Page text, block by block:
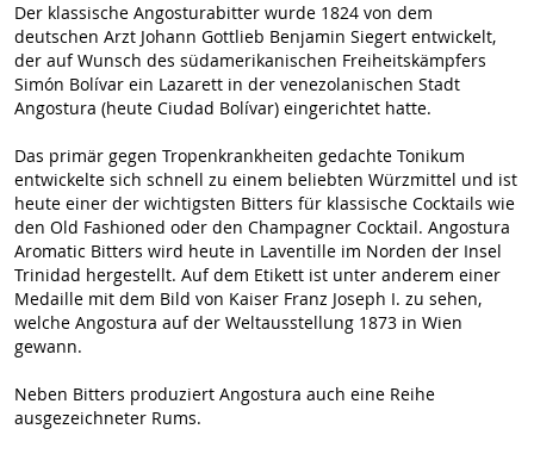
Der klassische Angosturabitter wurde 1824 von dem
deutschen Arzt Johann Gottlieb Benjamin Siegert entwickelt,
der auf Wunsch des südamerikanischen Freiheitskämpfers
Simón Bolívar ein Lazarett in der venezolanischen Stadt
Angostura (heute Ciudad Bolívar) eingerichtet hatte.
Das primär gegen Tropenkrankheiten gedachte Tonikum
entwickelte sich schnell zu einem beliebten Würzmittel und ist
heute einer der wichtigsten Bitters für klassische Cocktails wie
den Old Fashioned oder den Champagner Cocktail. Angostura
Aromatic Bitters wird heute in Laventille im Norden der Insel
Trinidad hergestellt. Auf dem Etikett ist unter anderem einer
Medaille mit dem Bild von Kaiser Franz Joseph I. zu sehen,
welche Angostura auf der Weltausstellung 1873 in Wien
gewann.
Neben Bitters produziert Angostura auch eine Reihe
ausgezeichneter Rums.